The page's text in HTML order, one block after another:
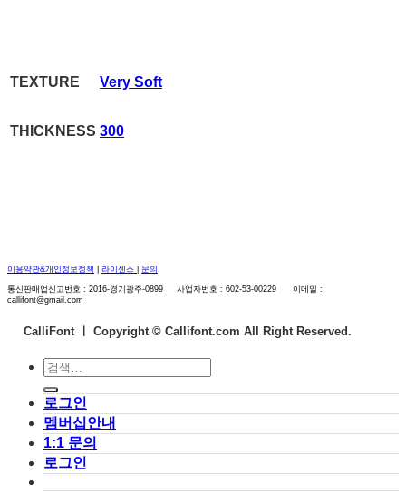
TEXTURE Very Soft
THICKNESS 300
이용약관&개인정보정책 라이센스 문의
통신판매업신고번호 : 2016-경기광주-0899 사업자번호 : 602-53-00229 이메일 :
callifont@gmail.com
CalliFont ㅣ Copyright © Callifont.com All Right Reserved.
검
색:
로그인
멤버십안내
1:1 문의
로그인